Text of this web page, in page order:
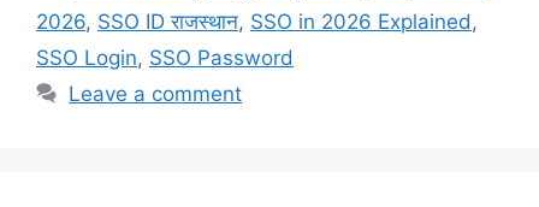
2026, SSO ID राजस्थान, SSO in 2026 Explained,
SSO Login, SSO Password
Leave a comment